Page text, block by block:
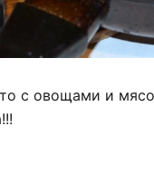
с овощами и